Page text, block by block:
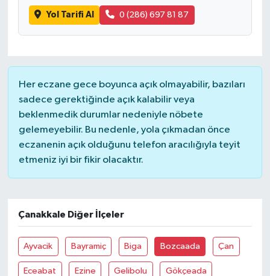
Yol Tarifi Al 0 (286) 697 81 87
Her eczane gece boyunca açık olmayabilir, bazıları
sadece gerektiğinde açık kalabilir veya
beklenmedik durumlar nedeniyle nöbete
gelemeyebilir. Bu nedenle, yola çıkmadan önce
eczanenin açık olduğunu telefon aracılığıyla teyit
etmeniz iyi bir fikir olacaktır.
Çanakkale Diğer İlçeler
Ayvacik Bayramiç Biga Bozcaada Çan
Eceabat Ezine Gelibolu Gökçeada